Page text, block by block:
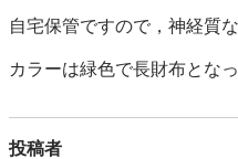
自宅保管ですので，神経質
カラーは緑色で長財布とな
投稿者